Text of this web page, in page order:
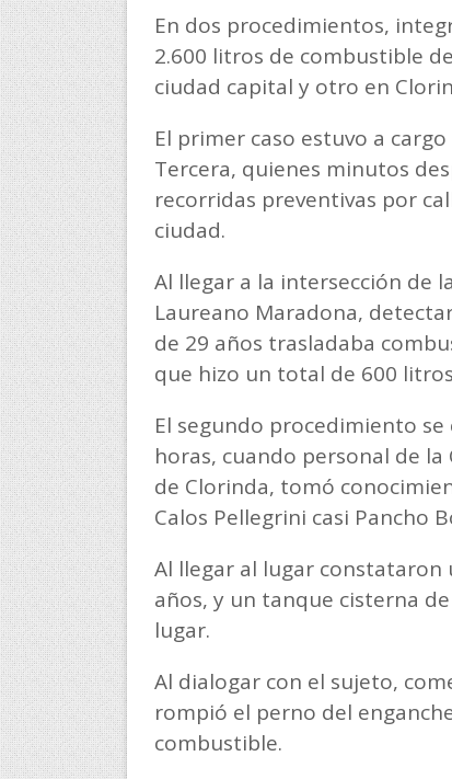
En dos procedimientos,
2.600 litros de combustible
ciudad capital y otro en
El primer caso estuvo a
Tercera, quienes minutos
recorridas preventivas por
ciudad.
Al llegar a la intersección de
Laureano Maradona,
de 29 años trasladaba
que hizo un total de 600
El segundo procedimiento
horas, cuando personal de
de Clorinda, tomó
Calos Pellegrini casi Pancho
Al llegar al lugar
años, y un tanque cisterna
lugar.
Al dialogar con el sujeto,
rompió el perno del
combustible.